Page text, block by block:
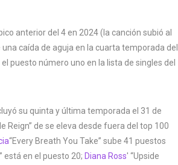
anterior del 4 en 2024 (la canción subió al
caída de aguja en la cuarta temporada del
puesto número uno en la lista de singles del
su quinta y última temporada el 31 de
Reign” de se eleva desde fuera del top 100
“Every Breath You Take” sube 41 puestos
está en el puesto 20; Diana Ross' “Upside